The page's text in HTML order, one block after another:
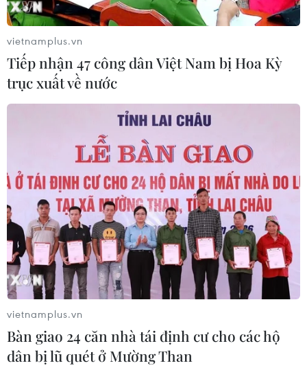
vietnamplus.vn
Tiếp nhận 47 công dân Việt Nam bị Hoa Kỳ
trục xuất về nước
vietnamplus.vn
Bàn giao 24 căn nhà tái định cư cho các hộ
dân bị lũ quét ở Mường Than